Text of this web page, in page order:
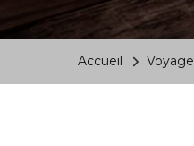
Accueil Voyage